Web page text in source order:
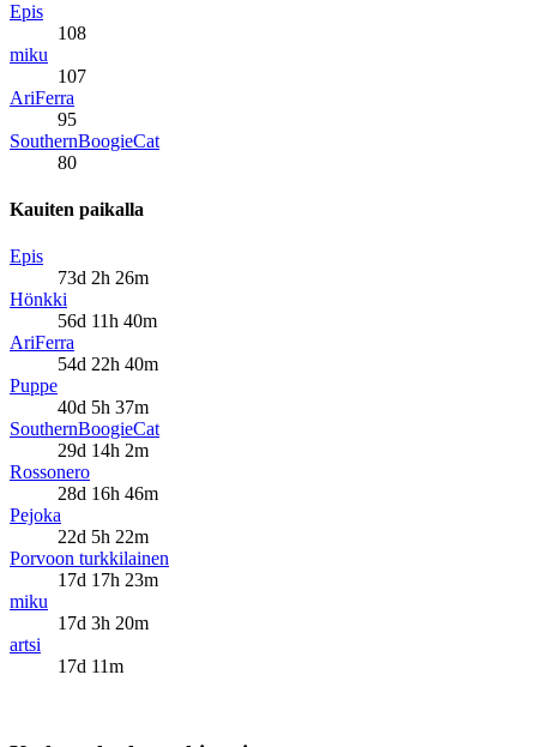
Epis
108
miku
107
AriFerra
95
SouthernBoogieCat
80
Kauiten paikalla
Epis
73d 2h 26m
Hönkki
56d 11h 40m
AriFerra
54d 22h 40m
Puppe
40d 5h 37m
SouthernBoogieCat
29d 14h 2m
Rossonero
28d 16h 46m
Pejoka
22d 5h 22m
Porvoon turkkilainen
17d 17h 23m
miku
17d 3h 20m
artsi
17d 11m